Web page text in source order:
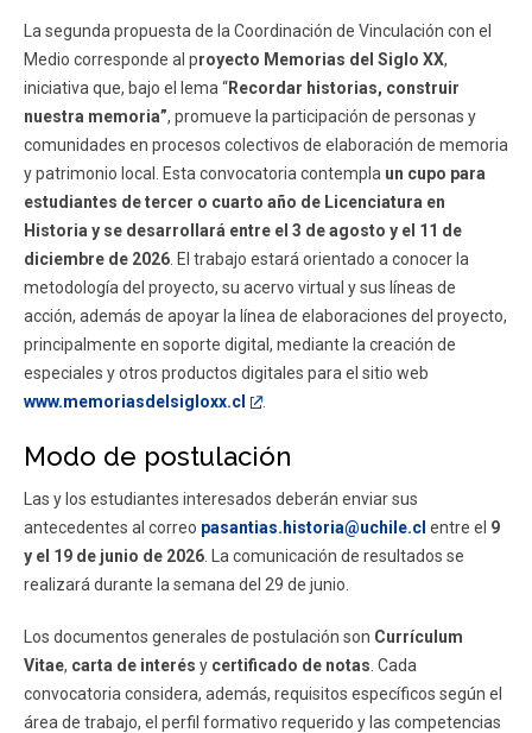
La segunda propuesta de la Coordinación de Vinculación con el
Medio corresponde al proyecto Memorias del Siglo XX,
iniciativa que, bajo el lema “Recordar historias, construir
nuestra memoria”, promueve la participación de personas y
comunidades en procesos colectivos de elaboración de memoria
y patrimonio local. Esta convocatoria contempla un cupo para
estudiantes de tercer o cuarto año de Licenciatura en
Historia y se desarrollará entre el 3 de agosto y el 11 de
diciembre de 2026 . El trabajo estará orientado a conocer la
metodología del proyecto, su acervo virtual y sus líneas de
acción, además de apoyar la línea de elaboraciones del proyecto,
principalmente en soporte digital, mediante la creación de
especiales y otros productos digitales para el sitio web
www.memoriasdelsigloxx.cl
.
Modo de postulación
Las y los estudiantes interesados deberán enviar sus
antecedentes al correo pasantias.historia@uchile.cl entre el 9
y el 19 de junio de 2026 . La comunicación de resultados se
realizará durante la semana del 29 de junio.
Los documentos generales de postulación son Currículum
Vitae, carta de interés y certificado de notas . Cada
convocatoria considera, además, requisitos específicos según el
área de trabajo, el perfil formativo requerido y las competencias